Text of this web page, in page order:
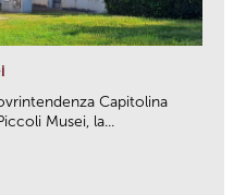
Capitolina
Musei, la...